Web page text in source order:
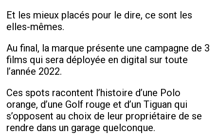
Et les mieux placés pour le dire, ce sont les
elles-mêmes.
Au final, la marque présente une campagne de 3
films qui sera déployée en digital sur toute
l’année 2022.
Ces spots racontent l’histoire d’une Polo
orange, d’une Golf rouge et d’un Tiguan qui
s’opposent au choix de leur propriétaire de se
rendre dans un garage quelconque.